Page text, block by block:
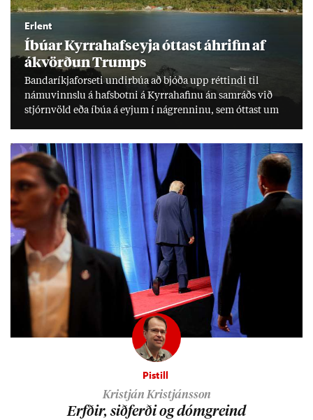
Erlent
Íbú­ar Kyrra­hafs­eyja ótt­ast áhrif­in af
ákvörð­un Trumps
Banda­ríkja­for­seti und­ir­búa að bjóða upp rétt­indi til
námu­vinnslu á hafs­botni á Kyrra­haf­inu án sam­ráðs við
stjórn­völd eða íbúa á eyj­um í ná­grenn­inu, sem ótt­ast um
Pistill
Kristján Kristjánsson
Erfð­ir, sið­ferði og dómgreind